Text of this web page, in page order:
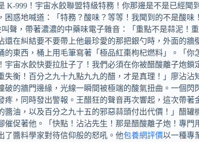
K-999！宇宙水餃聯盟特級特務！你那邊是不是已經
困惑地喊道：「特務？酸味？等等！我聞到的不是酸
聲，帶著濃濃的中藥味電子雜音：「重點不是蒜泥
在糾結要不要帶上他最珍愛的那把銀勺時，外面的
的東西，桶上用毛筆寫著「極品紅棗枸杞燃料」。
宇宙水餃快要拉肚子了！我們必須在你被醋酸離子炮
失衡！百分之九十九點九九的醋，才是真理！」廖沾
的牆門邊緣，光線一瞬間被極端的酸氣扭曲。一個
疼，同時發出警報。王醋狂的聲音再次響起，這次帶
醬油，以及百分之九十五的邪惡蒜頭付出代價！」醋
催促著他。「快點！沾沾先生！那是醋酸離子炮！專
了醬料學家對待信仰般的怒吼。他包養網評價以一種專